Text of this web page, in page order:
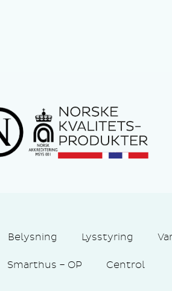
Belysning Lysstyring
Smarthus – OP Centrol